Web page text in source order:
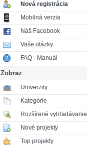
Nová registrácia
Mobilná verzia
Náš Facebook
Vaše otázky
FAQ - Manuál
Zobraz
Univerzity
Kategórie
Rozšírené vyhľadávanie
Nové projekty
Top projekty